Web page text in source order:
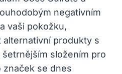
negativním
vaši pokožku,
produkty s
složením pro
značek se dnes